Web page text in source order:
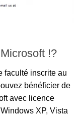
!?
faculté inscrite au
bénéficier de
avec licence
XP, Vista